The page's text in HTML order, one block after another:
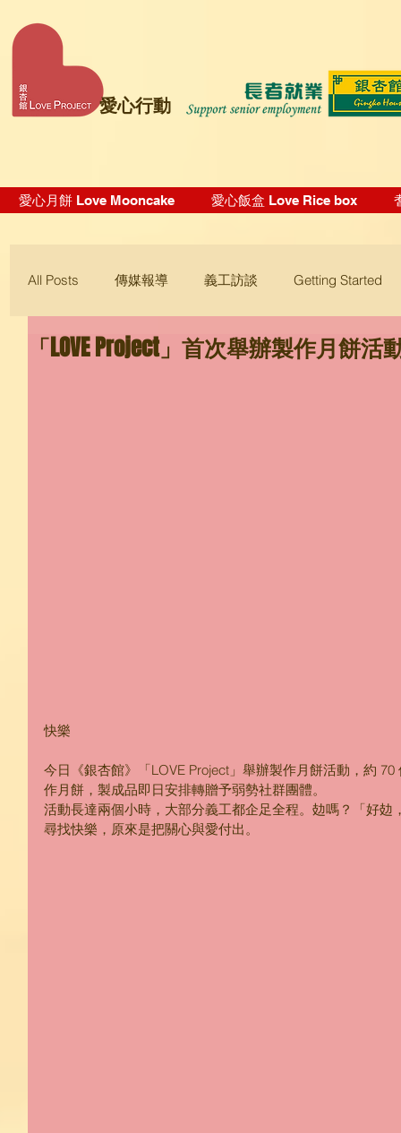
愛心行動
愛心月餅 Love Mooncake 愛心飯盒 Love Rice box
All Posts 傳媒報導 義工訪談 Getting Started
Blogging Tips
「LOVE Project」首次舉辦製作月餅活
快樂
今日《銀杏館》「LOVE Project」舉辦製作月餅活動，約
作月餅，製成品即日安排轉贈予弱勢社群團體。
活動長達兩個小時，大部分義工都企足全程。攰嗎？「好攰
尋找快樂，原來是把關心與愛付出。